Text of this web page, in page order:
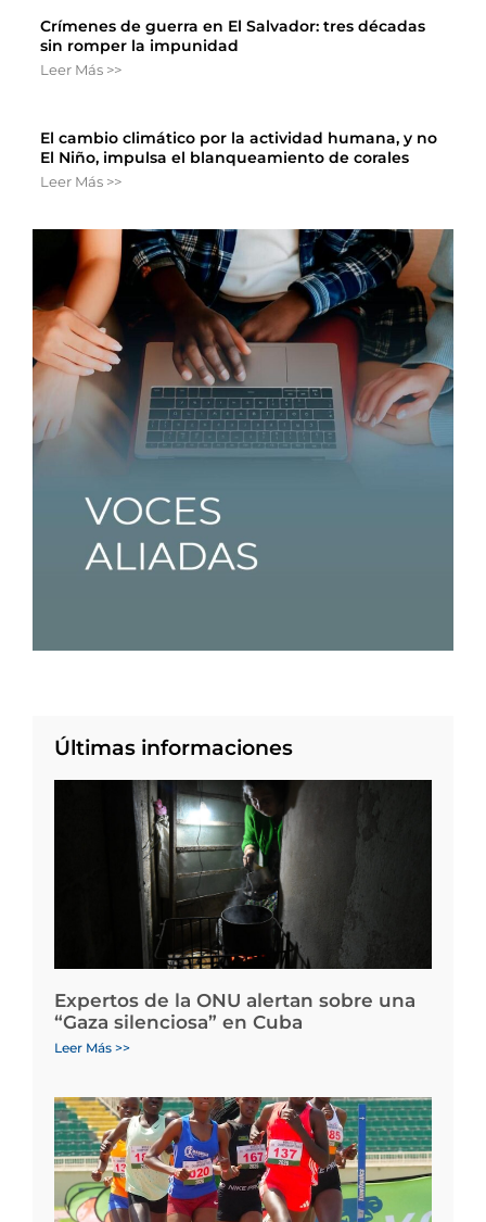
Crímenes de guerra en El Salvador: tres décadas
sin romper la impunidad
Leer Más >>
El cambio climático por la actividad humana, y no
El Niño, impulsa el blanqueamiento de corales
Leer Más >>
Últimas informaciones
Expertos de la ONU alertan sobre una
“Gaza silenciosa” en Cuba
Leer Más >>